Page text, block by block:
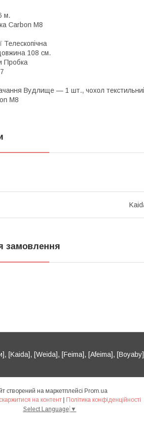
м.
Carbon M8
Телескопічна
108 см.
Пробка
Вудлище — 1 шт., чохол
M8
замовлення
[Kaida], [Weida], [Feima], [Afeima],
створений на маркетплейсі Prom.ua
на контент
Політика конфіденційності
Select Language ▼